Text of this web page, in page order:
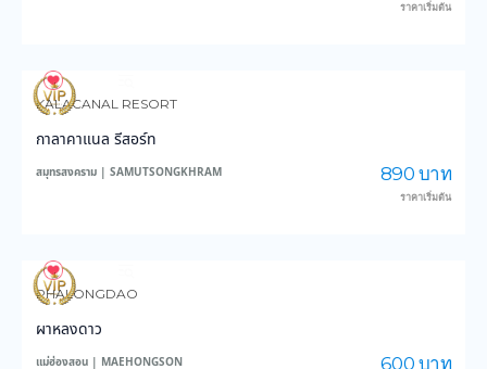
ราคาเริ่มต้น
3,436
KALACANAL RESORT
กาลาคาแนล รีสอร์ท
สมุทรสงคราม | SAMUTSONGKHRAM 890 บาท
ราคาเริ่มต้น
6,321
PHALONGDAO
ผาหลงดาว
แม่ฮ่องสอน | MAEHONGSON 600 บาท